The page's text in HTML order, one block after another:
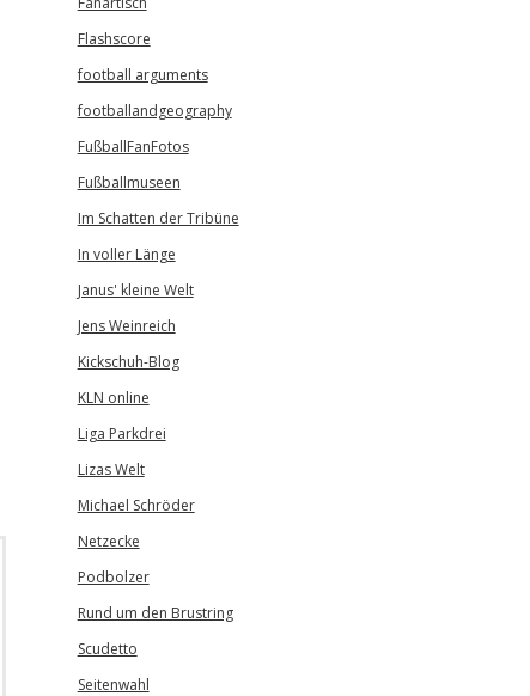
Flashscore
football arguments
footballandgeography
FußballFanFotos
Fußballmuseen
Im Schatten der Tribüne
In voller Länge
Janus' kleine Welt
Jens Weinreich
Kickschuh-Blog
KLN online
Liga Parkdrei
Lizas Welt
Michael Schröder
Netzecke
Podbolzer
Rund um den Brustring
Scudetto
Seitenwahl